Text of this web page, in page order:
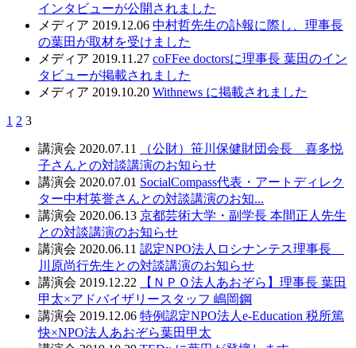
インタビューが公開されました
メディア 2019.12.06 中村哲先生の訃報に際し、理事長
の葉田が取材を受けました
メディア 2019.11.27 coFFee doctorsに理事長 葉田のイン
タビューが掲載されました
メディア 2019.10.20 Withnews に掲載されました
1 2 3
講演会 2020.07.11
（公財）笹川保健財団会長 喜多悦
子さんとの対談講演のお知らせ
講演会 2020.07.01 SocialCompass代表・アートディレク
ター中村英誉さんとの対談講演のお知...
講演会 2020.06.13 京都芸術大学・副学長 本間正人先生
との対談講演のお知らせ
講演会 2020.06.11 認定NPO法人ロシナンテス理事長
川原尚行先生との対談講演のお知らせ
講演会 2019.12.22
【ＮＰＯ法人あおぞら】理事長 葉田
甲太×アドバイザリースタッフ 嶋岡鋼
講演会 2019.12.06 特例認定NPO法人e-Education 税所篤
快×NPO法人あおぞら葉田甲太